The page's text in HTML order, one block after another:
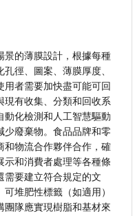
景的薄膜設計，根據每種
徑、圖案、薄膜厚度、
用者需要加快盡可能可回
現有收集、分類和回收系
動化檢測和人工智慧驅動
少廢棄物。食品品牌和零
和物流合作夥伴合作，確
示和消費者處理等各種條
需要建立符合規定的文
堆肥性標籤（如適用）
團隊應實現樹脂和基材來